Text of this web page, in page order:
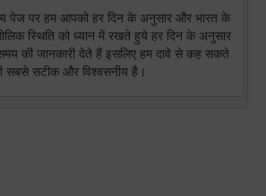
पेज पर हम आपको हर दिन के अनुसार और भारत के
स्थिति को ध्यान में रखते हुये हर दिन के अनुसार
की जानकारी देते हैं इसलिए हम दावे से कह सकते
सबसे सटीक और विश्वसनीय है।